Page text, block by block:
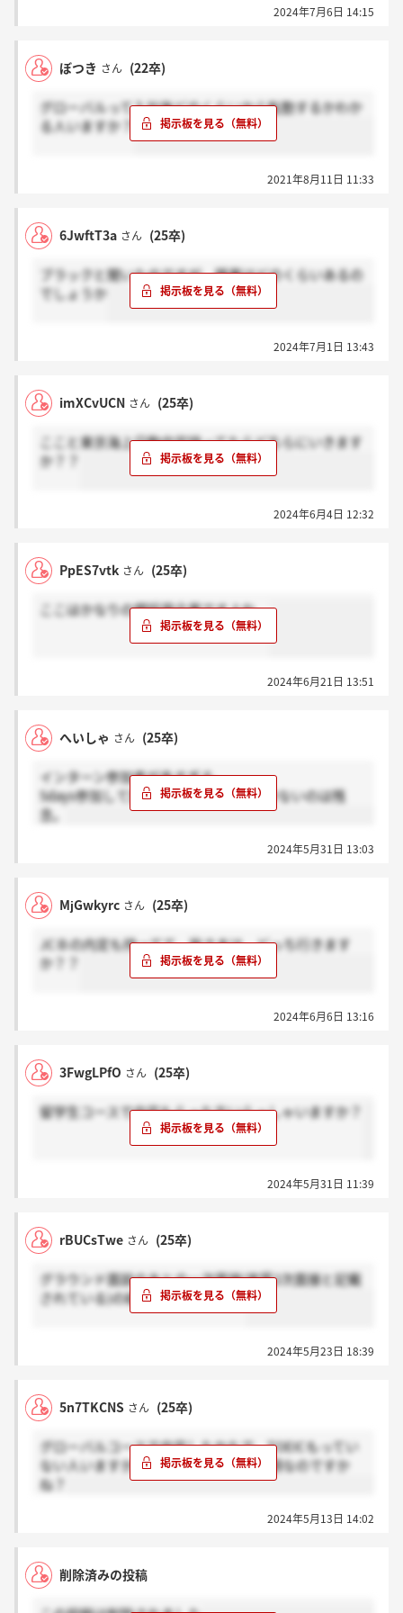
2024年7月6日 14:15
ぼつき さん (22卒)
グローバルって入社後どのくらいから転勤するかわか
る人いますか？
2021年8月11日 11:33
6JwftT3a さん (25卒)
ブラックと聞いたのですが、残業はどのくらいあるの
でしょうか
2024年7月1日 13:43
imXCvUCN さん (25卒)
ここと東京海上日動内定持ってたらどちらにいきます
か？？
2024年6月4日 12:32
PpES7vtk さん (25卒)
ここはかなりの顔採用企業ですよね。
2024年6月21日 13:51
へいしゃ さん (25卒)
インターン参加者が多すぎる。
5days参加して課題量エグイのに優遇少ないのは残
念。
2024年5月31日 13:03
MjGwkyrc さん (25卒)
JCＢの内定も持ってて、皆さまは、どっち行きます
か？？
2024年6月6日 13:16
3FwgLPfO さん (25卒)
留学生コースで内定もらった方いらっしゃいますか？
2024年5月31日 11:39
rBUCsTwe さん (25卒)
グラウンド面談のあとの一次面接(実質2次面接と記載
されている)の結果は即日ですか？
2024年5月23日 18:39
5n7TKCNS さん (25卒)
グローバルコースで内定したかたで、TOEICもってい
ない人いますか？グローバルは英語必須なのですか
ね？
2024年5月13日 14:02
削除済みの投稿